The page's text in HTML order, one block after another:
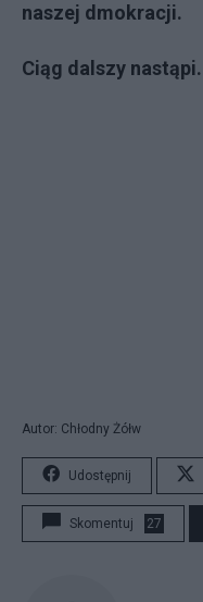
naszej dmokracji.
Ciąg dalszy nastąpi.
Autor: Chłodny Żółw
Udostępnij
Skomentuj 27